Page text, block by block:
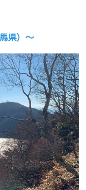
県）～